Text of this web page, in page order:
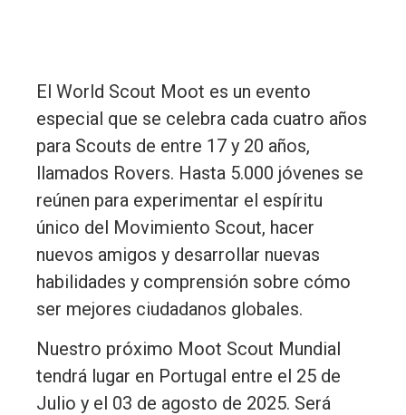
El World Scout Moot es un evento
especial que se celebra cada cuatro años
para Scouts de entre 17 y 20 años,
llamados Rovers. Hasta 5.000 jóvenes se
reúnen para experimentar el espíritu
único del Movimiento Scout, hacer
nuevos amigos y desarrollar nuevas
habilidades y comprensión sobre cómo
ser mejores ciudadanos globales.
Nuestro próximo Moot Scout Mundial
tendrá lugar en Portugal entre el 25 de
Julio y el 03 de agosto de 2025. Será